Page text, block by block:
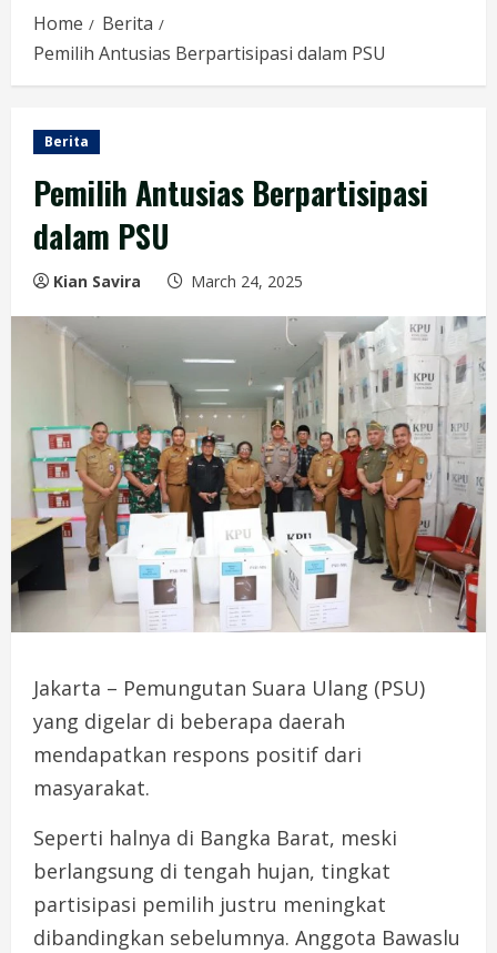
Home
Berita
Pemilih Antusias Berpartisipasi dalam PSU
Berita
Pemilih Antusias Berpartisipasi
dalam PSU
Kian Savira March 24, 2025
Jakarta – Pemungutan Suara Ulang (PSU)
yang digelar di beberapa daerah
mendapatkan respons positif dari
masyarakat.
Seperti halnya di Bangka Barat, meski
berlangsung di tengah hujan, tingkat
partisipasi pemilih justru meningkat
dibandingkan sebelumnya. Anggota Bawaslu